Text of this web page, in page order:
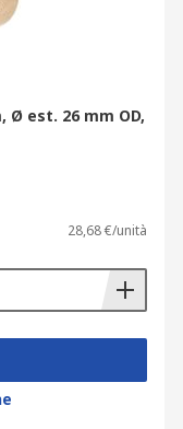
Ø est. 26 mm OD,
28,68 €/unità